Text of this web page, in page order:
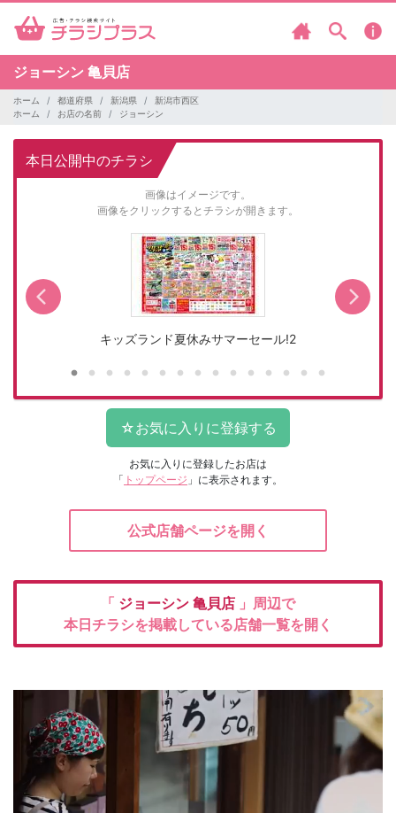
ジョーシン 亀貝店
ホーム 都道府県 新潟県
新潟市西区
ホーム
お店の名前 ジョーシン
本日公開中のチラシ
画像はイメージです。
画像をクリックするとチラシが開きます。
キッズランド夏休みサマーセール!2
お気に入りに登録したお店は
「 トップページ 」に表示されます。
公式店舗ページを開く
「 ジョーシン 亀貝店 」周辺で
本日チラシを掲載している店舗一覧を開く